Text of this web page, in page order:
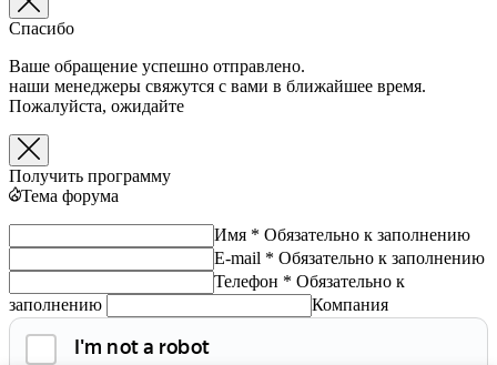
Спасибо
Ваше обращение успешно отправлено.
наши менеджеры свяжутся с вами в ближайшее время.
Пожалуйста, ожидайте
Получить программу
Тема форума
Имя * Обязательно к заполнению
E-mail * Обязательно к заполнению
Телефон * Обязательно к
заполнению
Компания